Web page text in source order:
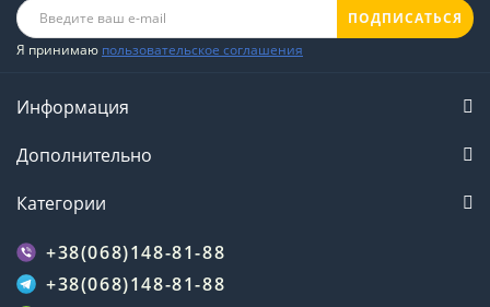
ПОДПИСАТЬСЯ
Я принимаю пользовательское соглашения
Информация
Дополнительно
Категории
+38(068)148-81-88
+38(068)148-81-88